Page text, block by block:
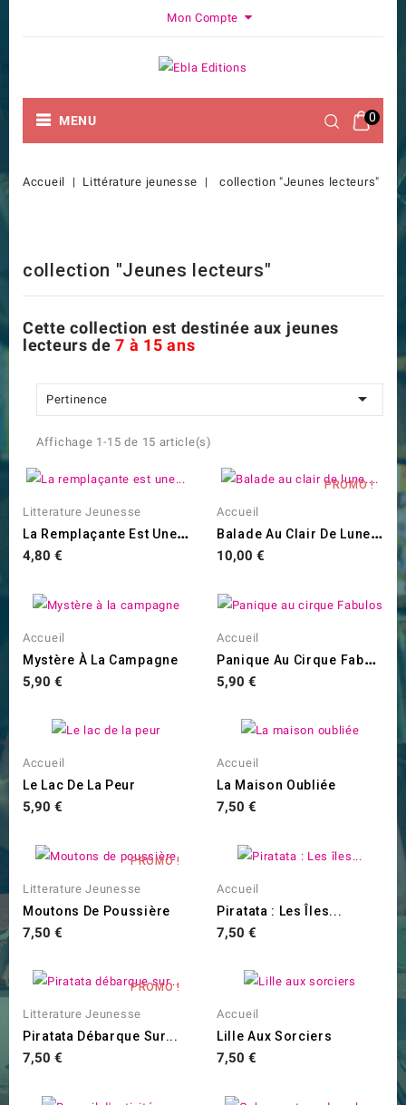
Mon Compte
0
MENU
Accueil Littérature jeunesse collection "Jeunes lecteurs"
collection "Jeunes lecteurs"
Cette collection est destinée aux jeunes
lecteurs de7 à 15 ans
Pertinence 
Affichage 1-15 de 15 article(s)
Litterature Jeunesse
L
A Remplaçante Est Une...
Prix
4,80 €
PROMO !
Accueil
B
Alade Au Clair De Lune....
Prix
10,00 €
Accueil
Mystère À La Campagne
Prix
5,90 €
Accueil
P
Anique Au Cirque Fabulos
Prix
5,90 €
Accueil
Le Lac De La Peur
Prix
5,90 €
Accueil
La Maison Oubliée
Prix
7,50 €
PROMO !
Litterature Jeunesse
Moutons De Poussière
Prix
7,50 €
Accueil
Piratata : Les Îles...
Prix
7,50 €
PROMO !
Litterature Jeunesse
Piratata Débarque Sur...
Prix
7,50 €
Accueil
Lille Aux Sorciers
Prix
7,50 €